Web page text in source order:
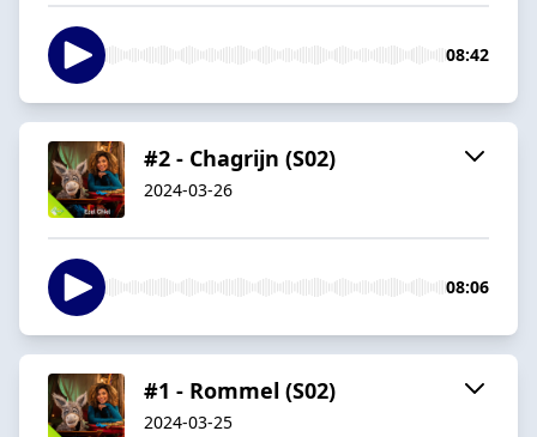
08:42
#2 - Chagrijn (S02)
2024-03-26
08:06
#1 - Rommel (S02)
2024-03-25